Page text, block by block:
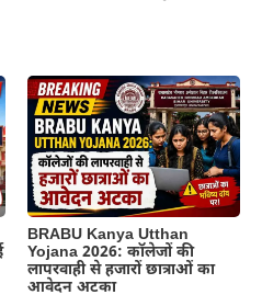
BRABU Kanya Utthan
Yojana 2026: कॉलेजों की
लापरवाही से हजारों छात्राओं का
आवेदन अटका